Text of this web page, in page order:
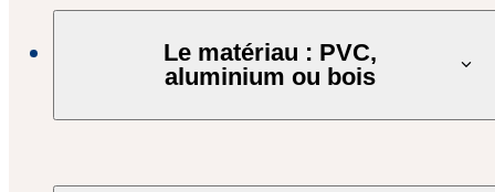
Le matériau : PVC,
aluminium ou bois